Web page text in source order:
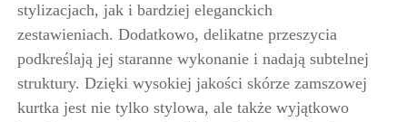
stylizacjach, jak i bardziej eleganckich
zestawieniach. Dodatkowo, delikatne przeszycia
podkreślają jej staranne wykonanie i nadają subtelnej
struktury. Dzięki wysokiej jakości skórze zamszowej
kurtka jest nie tylko stylowa, ale także wyjątkowo